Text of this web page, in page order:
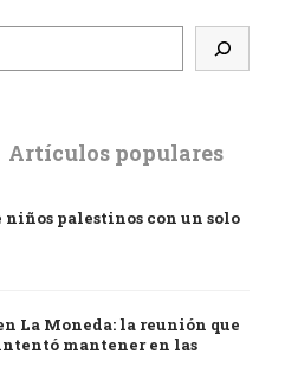
Artículos populares
niños palestinos con un solo
La Moneda: la reunión que
mantener en las